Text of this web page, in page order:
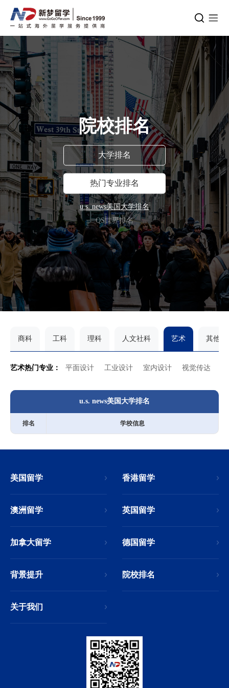
院校排名
大学排名
热门专业排名
u.s. news美国大学排名
QS世界排名
商科 工科 理科 人文社科 艺术 其他
艺术热门专业： 平面设计 工业设计 室内设计 视觉传达
u.s. news美国大学排名
排名 学校信息
美国留学 香港留学
澳洲留学 英国留学
加拿大留学 德国留学
背景提升 院校排名
关于我们